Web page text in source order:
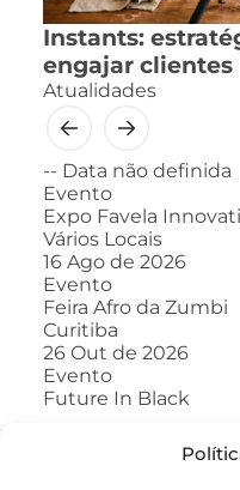
Instants:
engajar clientes
Atualidades
-- Data não definida
Evento
Expo Favela
Vários Locais
16 Ago de 2026
Evento
Feira Afro da Zumbi
Curitiba
26 Out de 2026
Evento
Future In Black